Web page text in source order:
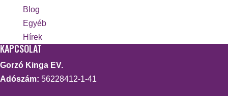
Blog
Egyéb
Hírek
KAPCSOLAT
Gorzó Kinga EV.
Adószám: 56228412-1-41